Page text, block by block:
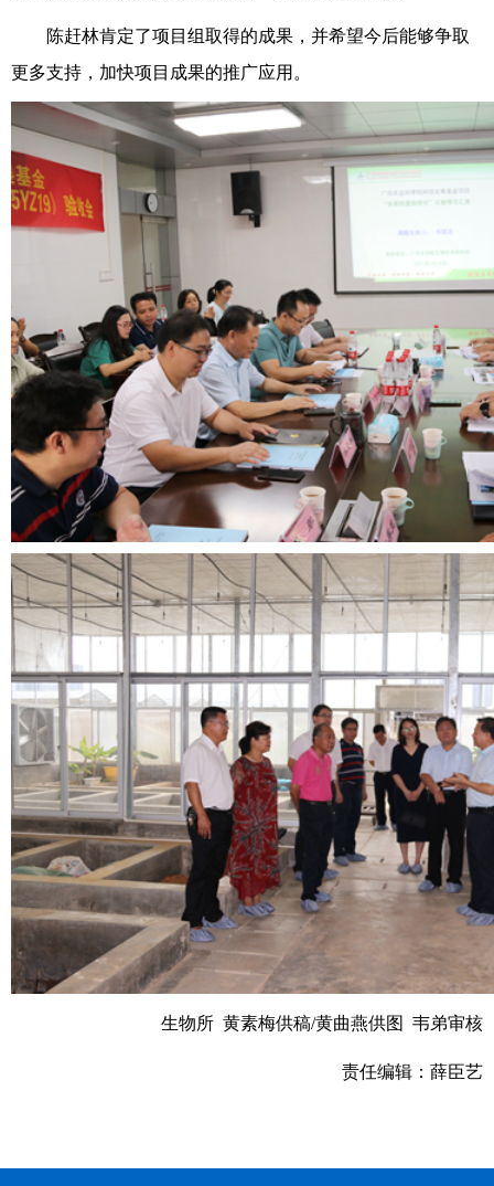
陈赶林肯定了项目组取得的成果，并希望今后能够争取
更多支持，加快项目成果的推广应用。
生物所 黄素梅供稿/黄曲燕供图 韦弟审核
责任编辑：薛臣艺